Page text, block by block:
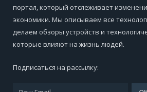
портал, который отслеживает
экономики. Мы описываем все
делаем обзоры устройств и
которые влияют на жизнь людей.
Подписаться на рассылку: